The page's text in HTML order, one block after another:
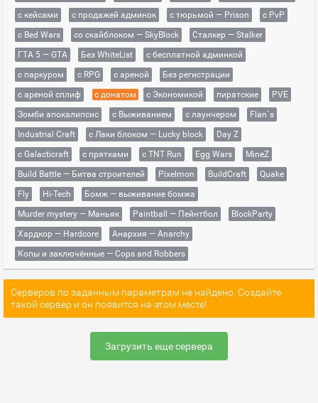
с кейсами
с продажей админок с тюрьмой — Prison
с PvP
с Bed Wars
со скайблоком — SkyBlock
Сталкер — Stalker
ГТА 5 — GTA
Без WhiteList
с бесплатной админкой
с паркуром
с RPG с ареной
Без регистрации
с ареной сплиф
с донатом с Экономикой пиратские
PVE
Зомби апокалипсис
с Выживанием с лаунчером
Flan`s
Industrial Craft
с Лаки блоком — Lucky block
Day Z
с Galacticraft
с прятками с TNT Run Egg Wars
MineZ
Build Battle — Битва строителей
Pixelmon BuildCraft
Quake
Fly
Hi-Tech
Бомж — выживание бомжа
Murder mystery — Маньяк
Paintball — Пейнтбол
BlockParty
Хардкор — Hardcore
Анархия — Anarchy
Копы и заключённые — Cops and Robbers
Серверов по заданным параметрам не найдено. Создайте
такой сервер и он появится на этом месте!
Загрузить еще сервера